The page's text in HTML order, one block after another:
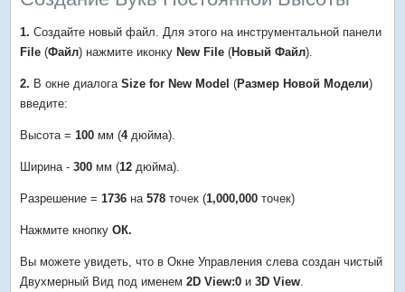
1. Создайте новый файл. Для этого на инструментальной панели
File (Файл) нажмите иконку New File (Новый Файл).
2. В окне диалогаSize for New Model (Размер Новой Модели)
введите:
Высота =100 мм (4дюйма).
Ширина -300 мм (12 дюйма).
Разрешение =1736 на578 точек (1,000,000 точек)
Нажмите кнопку ОК.
Вы можете увидеть, что в Окне Управления слева создан чистый
Двухмерный Вид под именем2D View:0 и3D View.